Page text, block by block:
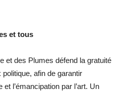
et tous
et des Plumes défend la gratuité
afin de garantir
l’émancipation par l’art. Un